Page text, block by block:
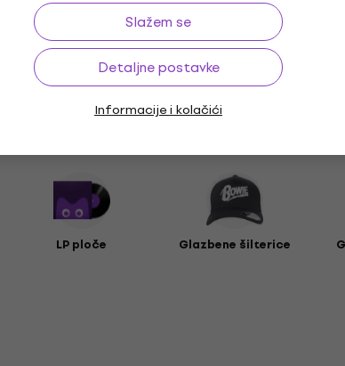
Slažem se
Detaljne postavke
Informacije i kolačići
LP ploče Glazbene šilterice